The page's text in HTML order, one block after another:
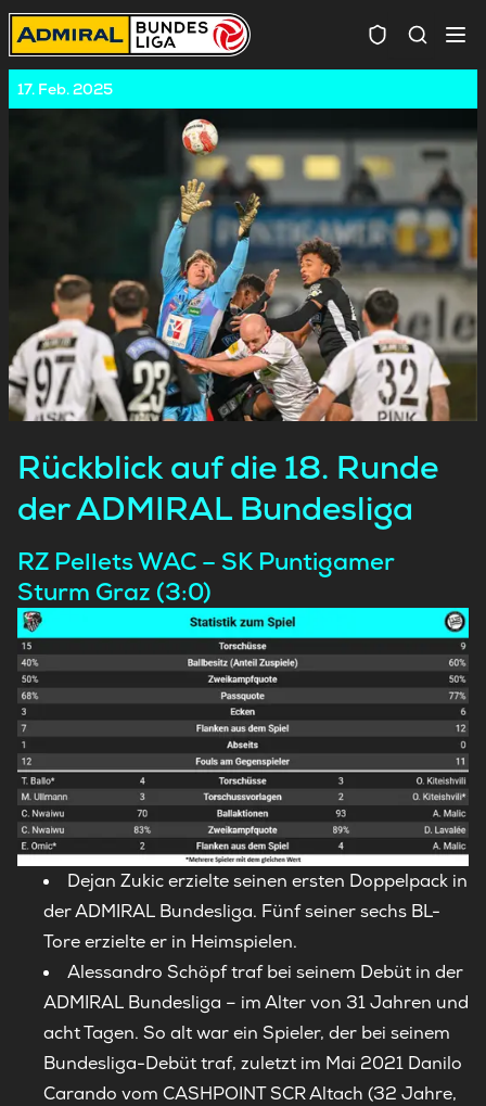
17. Feb. 2025
Rückblick auf die 18. Runde
der ADMIRAL Bundesliga
RZ Pellets WAC – SK Puntigamer
Sturm Graz (3:0)
Dejan Zukic erzielte seinen ersten Doppelpack in
der ADMIRAL Bundesliga. Fünf seiner sechs BL-
Tore erzielte er in Heimspielen.
Alessandro Schöpf traf bei seinem Debüt in der
ADMIRAL Bundesliga – im Alter von 31 Jahren und
acht Tagen. So alt war ein Spieler, der bei seinem
Bundesliga-Debüt traf, zuletzt im Mai 2021 Danilo
Carando vom CASHPOINT SCR Altach (32 Jahre,